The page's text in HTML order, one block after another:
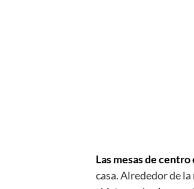
Las mesas de centro
casa. Alrededor de